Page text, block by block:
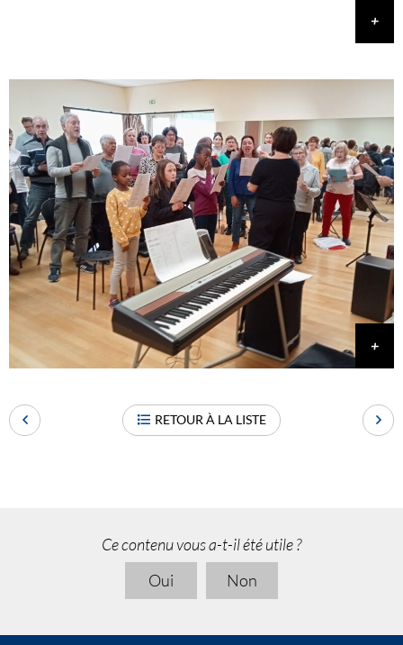
RETOUR À LA LISTE
Ce contenu vous a-t-il été utile ?
Oui
Non